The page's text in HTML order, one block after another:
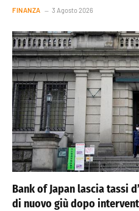
FINANZA 3 Agosto 2026
Bank of Japan lascia tassi
di nuovo giù dopo